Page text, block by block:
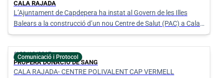
CALA RAJADA
L’Ajuntament de Capdepera ha instat al Govern de les Illes
Balears a la construcció d’un nou Centre de Salut (PAC) a Cala
Rajada. Ho va fer al darrer ple ordinari celebrat el passat 5
d’octubre amb una moció aprovada per unanimitat.
Comunicació i Protocol
calendar_today23/10/2017
PROPERA DONACIÓ DE SANG
CALA RAJADA- CENTRE POLIVALENT CAP VERMELL